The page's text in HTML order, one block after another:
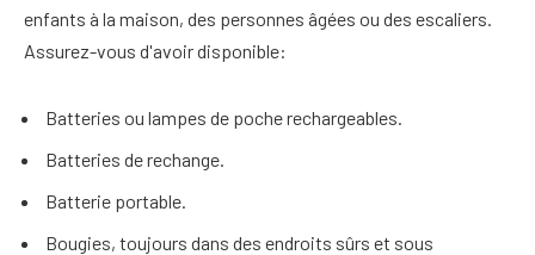
enfants à la maison, des personnes âgées ou des escaliers.
Assurez-vous d'avoir disponible:
Batteries ou lampes de poche rechargeables.
Batteries de rechange.
Batterie portable.
Bougies, toujours dans des endroits sûrs et sous